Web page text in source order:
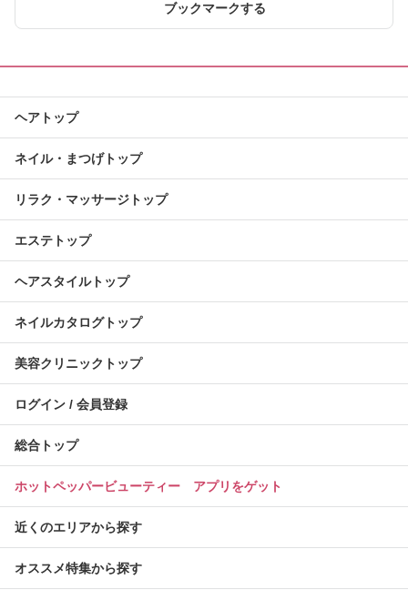
ブックマークする
ヘアトップ
ネイル・まつげトップ
リラク・マッサージトップ
エステトップ
ヘアスタイルトップ
ネイルカタログトップ
美容クリニックトップ
ログイン / 会員登録
総合トップ
ホットペッパービューティー アプリをゲット
近くのエリアから探す
オススメ特集から探す